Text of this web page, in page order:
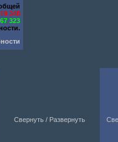
348
323
Свернуть / Развернуть